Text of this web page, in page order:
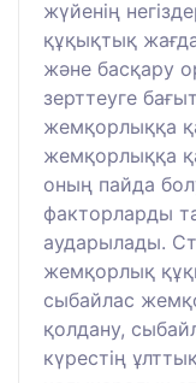
жүйенің
құқықтық
және басқару
зерттеуге
жемқорлыққа
жемқорлыққа
оның пайда
факторларды
аударылады.
жемқорлық
сыбайлас
қолдану,
күрестің